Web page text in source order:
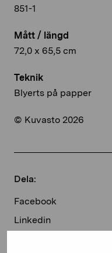
851-1
Mått / längd
72,0 x 65,5 cm
Teknik
Blyerts på papper
© Kuvasto 2026
Dela:
Facebook
Linkedin